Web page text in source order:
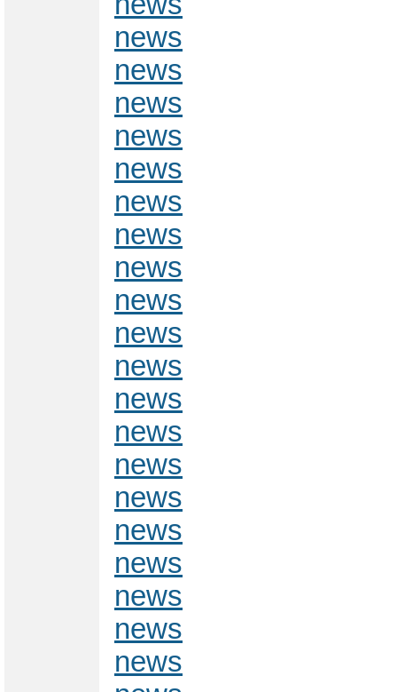
news
news
news
news
news
news
news
news
news
news
news
news
news
news
news
news
news
news
news
news